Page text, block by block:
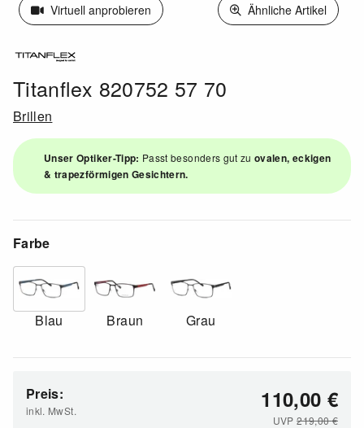
Virtuell anprobieren Ähnliche Artikel
Titanflex 820752 57 70
Brillen
Unser Optiker-Tipp: Passt besonders gut zuovalen, eckigen
& trapezförmigen Gesichtern.
Farbe
Blau Braun Grau
Preis:
inkl. MwSt. 110,00 €
UVP219,00€